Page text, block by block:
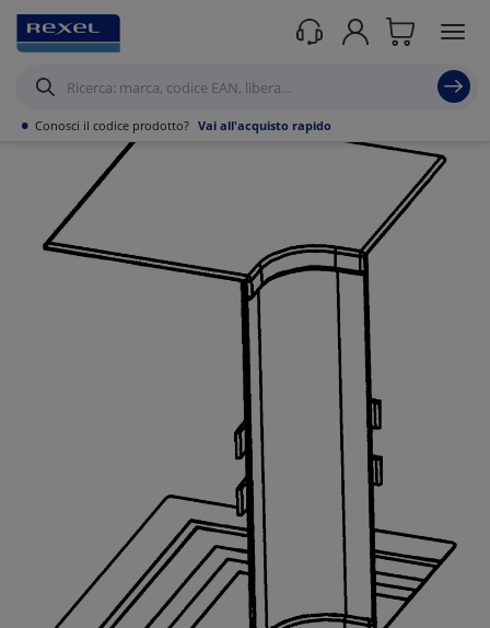
• Conosci il codice prodotto? Vai all'acquisto rapido
Prodotti /Canalizzazioni Tubo PVC,Metallo,Guaine e Accessori /Passerelle
IP66/